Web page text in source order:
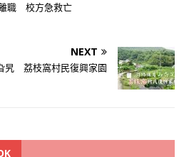
職 校方急救亡
NEXT
旯 荔枝窩村民復興家園